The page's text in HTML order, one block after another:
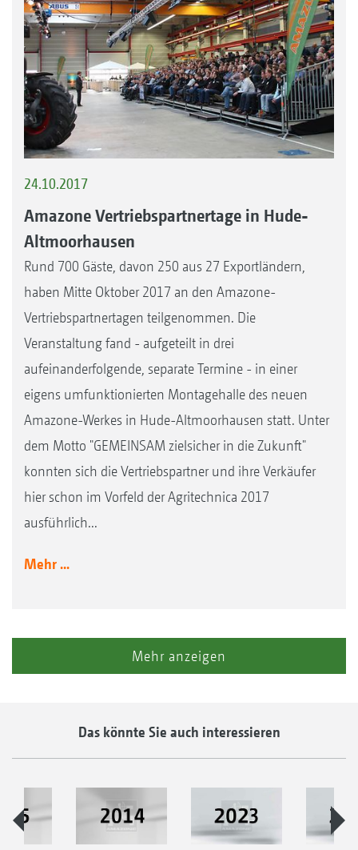
24.10.2017
Amazone Vertriebspartnertage in Hude-
Altmoorhausen
Rund 700 Gäste, davon 250 aus 27 Exportländern,
haben Mitte Oktober 2017 an den Amazone-
Vertriebspartnertagen teilgenommen. Die
Veranstaltung fand - aufgeteilt in drei
aufeinanderfolgende, separate Termine - in einer
eigens umfunktionierten Montagehalle des neuen
Amazone-Werkes in Hude-Altmoorhausen statt. Unter
dem Motto "GEMEINSAM zielsicher in die Zukunft"
konnten sich die Vertriebspartner und ihre Verkäufer
hier schon im Vorfeld der Agritechnica 2017
ausführlich...
Mehr ...
Mehr anzeigen
Das könnte Sie auch interessieren